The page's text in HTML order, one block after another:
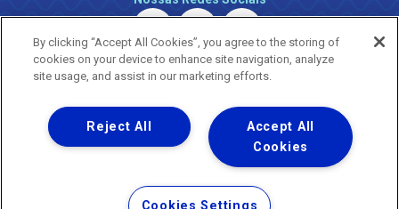
Uma empresa
Copyright ® 2026 - Todos os Direitos Reservados.
Nossa natureza movimenta a vida
Termos Gerais de Uso de Sites e Aplicativos
By clicking “Accept All Cookies”, you agree to the storing of
cookies on your device to enhance site navigation, analyze
site usage, and assist in our marketing efforts.
Accept All
Cookies
Reject All
Cookies Settings